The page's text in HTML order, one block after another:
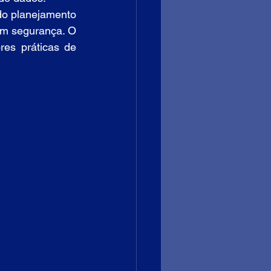
planejamento
segurança. O
práticas de